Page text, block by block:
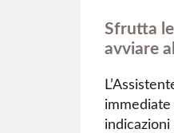
Sfrutta
avviare